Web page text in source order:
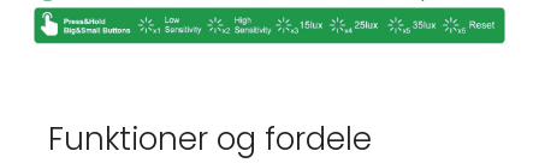
Funktioner og fordele